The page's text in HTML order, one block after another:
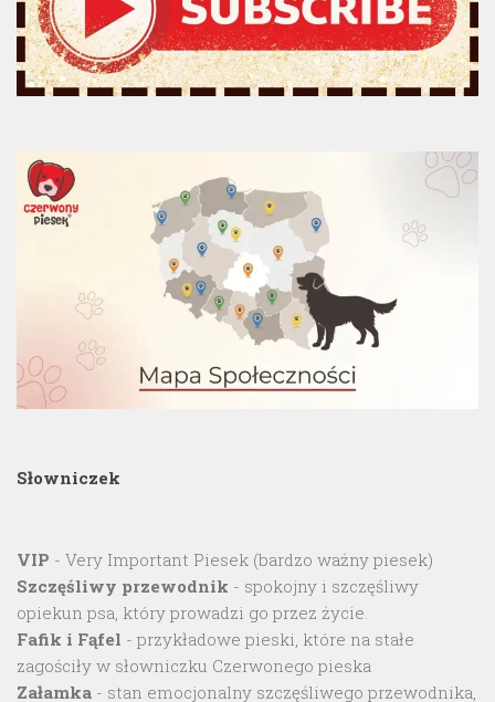
Słowniczek
VIP - Very Important Piesek (bardzo ważny piesek)
Szczęśliwy przewodnik - spokojny i szczęśliwy
opiekun psa, który prowadzi go przez życie.
Fafik i Fąfel - przykładowe pieski, które na stałe
zagościły w słowniczku Czerwonego pieska
Załamka - stan emocjonalny szczęśliwego przewodnika,